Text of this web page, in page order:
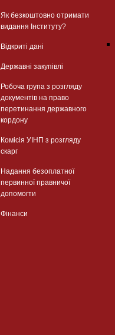
Як безкоштовно отримати
видання Інституту?
Відкриті дані
Державні закупівлі
Робоча група з розгляду
документів на право
перетинання державного
кордону
Комісія УІНП з розгляду
скарг
Надання безоплатної
первинної правничої
допомогти
Фінанси